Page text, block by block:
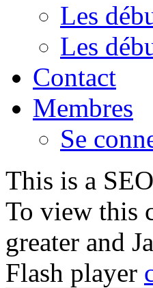
Les
Les
Contact
Membres
Se
This is a
To view this
greater and
Flash player